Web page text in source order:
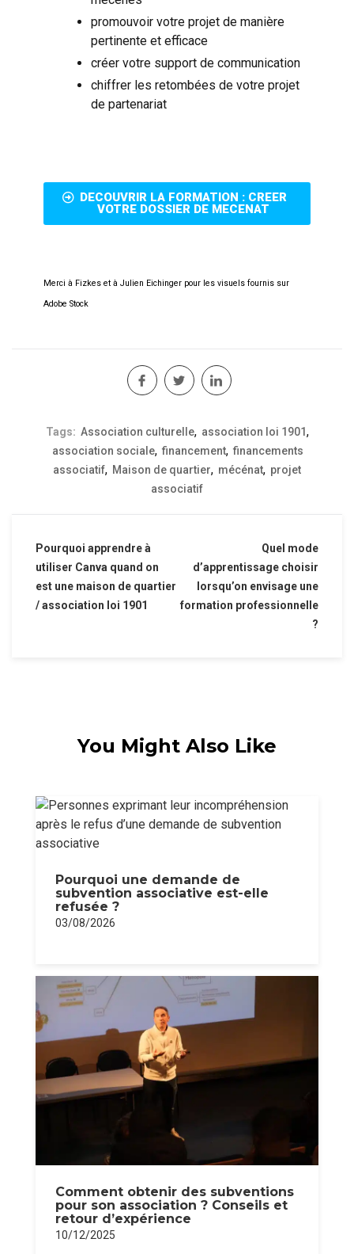
promouvoir votre projet de manière
pertinente et efficace
créer votre support de communication
chiffrer les retombées de votre projet
de partenariat
DECOUVRIR LA FORMATION : CREER
VOTRE DOSSIER DE MECENAT
Merci à Fizkes et à Julien Eichinger pour les visuels fournis sur
Adobe Stock
Tags: Association culturelle, association loi 1901,
association sociale, financement, financements
associatif, Maison de quartier, mécénat, projet
associatif
Pourquoi apprendre à
utiliser Canva quand on
est une maison de quartier
/ association loi 1901
Quel mode
d’apprentissage choisir
lorsqu’on envisage une
formation professionnelle
?
You Might Also Like
Pourquoi une demande de
subvention associative est-elle
refusée ?
03/08/2026
Comment obtenir des subventions
pour son association ? Conseils et
retour d’expérience
10/12/2025